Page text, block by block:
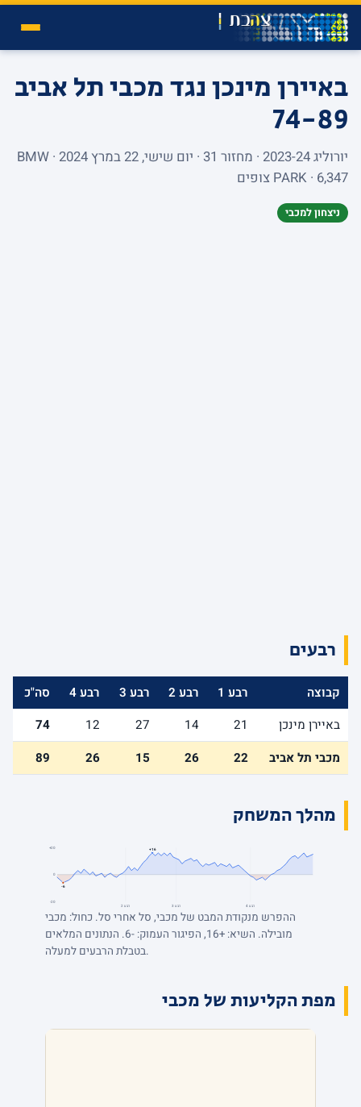
באיירן מינכן נגד מכבי תל אביב
74-89
יורוליג 2023-24 · מחזור 31 · יום שישי, 22 במרץ 2024 · BMW
PARK · 6,347 צופים
ניצחון למכבי
רבעים
קבוצה רבע 1 רבע 2 רבע 3 רבע 4
סה"כ
באיירן מינכן
21
14
27
12
74
מכבי תל אביב
22
26
15
26
89
מהלך המשחק
+20
0
-20
+16
-6
רבע 2 רבע 3 רבע 4
ההפרש מנקודת המבט של מכבי, סל אחרי סל. כחול: מכבי
מובילה. השיא: +16, הפיגור העמוק: -6. הנתונים המלאים
בטבלת הרבעים למעלה.
מפת הקליעות של מכבי